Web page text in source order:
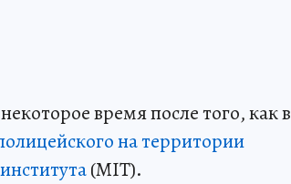
время после того, как в
на территории
(MIT).